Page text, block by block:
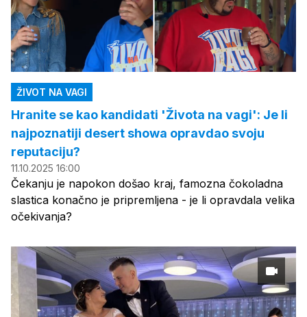
ŽIVOT NA VAGI
Hranite se kao kandidati 'Života na vagi': Je li
najpoznatiji desert showa opravdao svoju
reputaciju?
11.10.2025 16:00
Čekanju je napokon došao kraj, famozna čokoladna
slastica konačno je pripremljena - je li opravdala velika
očekivanja?